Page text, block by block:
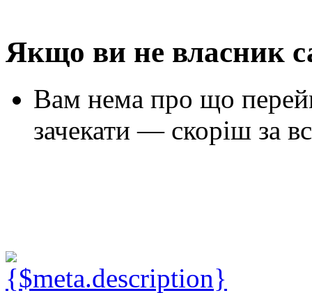
Якщо ви не власник
Вам нема про що
зачекати — скоріш за